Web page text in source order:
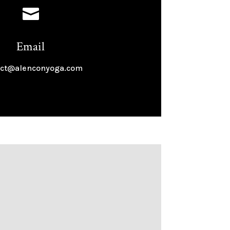

Email